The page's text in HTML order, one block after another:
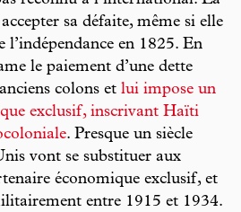
sa défaite, même si elle
en 1825. En
le paiement d’une dette
colons et lui impose un
exclusif, inscrivant Haïti
. Presque un siècle
vont se substituer aux
économique exclusif, et
entre 1915 et 1934.